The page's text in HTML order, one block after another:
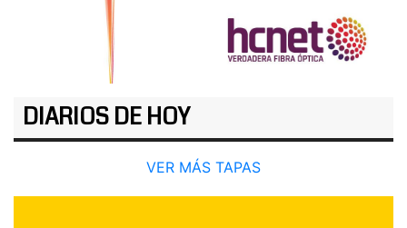
DIARIOS DE HOY
VER MÁS TAPAS